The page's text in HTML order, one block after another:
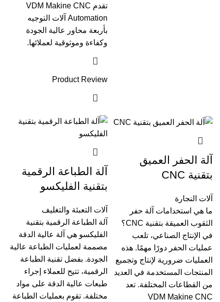
تقدم VDM Makine CNC
Automation آلات التوجيه
بأربعة محاور عالية الجودة
وكفاءة وموثوقية لعملائها.
Product Review
آلة الحفر العميق
بتقنية CNC
آلات النجارة
ما هي استخدامات آلة حفر
الثقوب العميقة بتقنية CNC؟
في الإنتاج الصناعي، تلعب
عمليات الحفر دورًا مهمًا. هذه
العمليات ضرورية لإنتاج وتجميع
المنتجات المستخدمة في العديد
من القطاعات المختلفة. تعد
VDM Makine CNC
آلة الطباعة الرقمية
بتقنية الفليكسو
آلات التعبئة والتغليف
آلة الطباعة الرقمية بتقنية
الفليكسو هي آلة عالية الدقة
مصممة لعمليات الطباعة عالية
الجودة. بفضل تقنية الطباعة
الرقمية، تتيح للعملاء إجراء
طبعات عالية الدقة على مواد
مختلفة. تقوم بعمليات الطباعة